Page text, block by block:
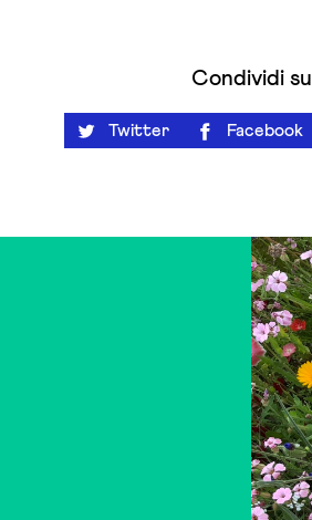
Condividi su
Twitter Facebook